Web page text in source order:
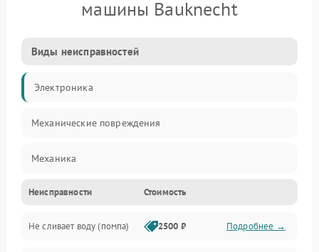
машины Bauknecht
Виды неисправностей
Электроника
Механические повреждения
Механика
Электропитание
Водоснабжение
Неисправности Стоимость
Не сливает воду (помпа) 2500 ₽ Подробнее →